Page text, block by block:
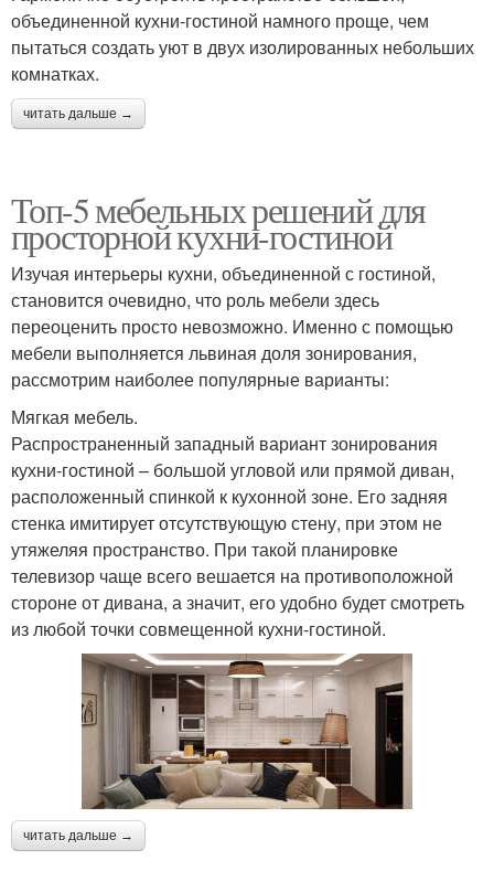
объединенной кухни-гостиной намного проще, чем
пытаться создать уют в двух изолированных небольших
комнатках.
читать дальше →
Топ-5 мебельных решений для
просторной кухни-гостиной
Изучая интерьеры кухни, объединенной с гостиной,
становится очевидно, что роль мебели здесь
переоценить просто невозможно. Именно с помощью
мебели выполняется львиная доля зонирования,
рассмотрим наиболее популярные варианты:
Мягкая мебель.
Распространенный западный вариант зонирования
кухни-гостиной – большой угловой или прямой диван,
расположенный спинкой к кухонной зоне. Его задняя
стенка имитирует отсутствующую стену, при этом не
утяжеляя пространство. При такой планировке
телевизор чаще всего вешается на противоположной
стороне от дивана, а значит, его удобно будет смотреть
из любой точки совмещенной кухни-гостиной.
читать дальше →